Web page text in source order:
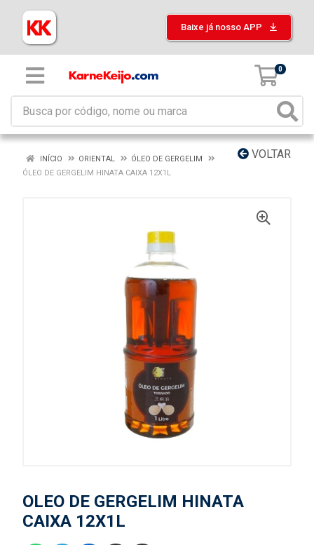
Baixe já nosso APP
0
VOLTAR
INÍCIO ORIENTAL
ÓLEO DE GERGELIM
ÓLEO DE GERGELIM HINATA CAIXA 12X1L
OLEO DE GERGELIM HINATA
CAIXA 12X1L